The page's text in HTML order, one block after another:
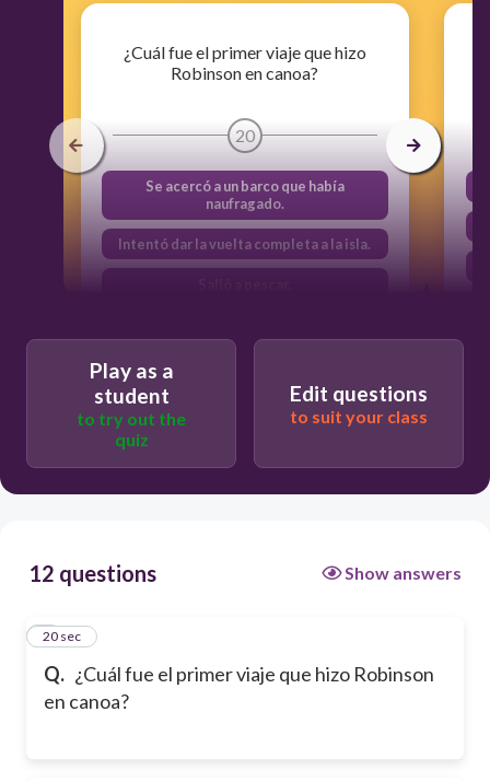
¿Cuál fue el primer viaje que hizo
Robinson en canoa?
20
Se acercó a un barco que había
naufragado.
Intentó dar la vuelta completa a la isla.
Play as a
student
to try out the
quiz
Edit questions
to suit your class
12 questions Show answers
Q. ¿Cuál fue el primer viaje que hizo Robinson
en canoa?
1
20 sec